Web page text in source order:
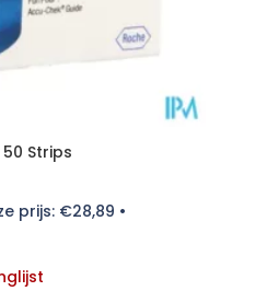
Strips
prijs: €28,89 •